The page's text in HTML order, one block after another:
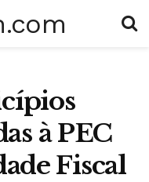
à PEC
Fiscal